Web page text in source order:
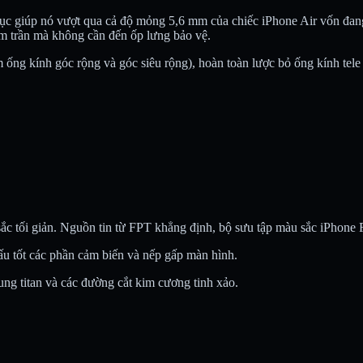
giúp nó vượt qua cả độ mỏng 5,6 mm của chiếc iPhone Air vốn
trần mà không cần đến ốp lưng bảo vệ.
kính góc rộng và góc siêu rộng), hoàn toàn lược bỏ ống kính
tối giản. Nguồn tin từ FPT khẳng định, bộ sưu tập màu sắc
tốt các phần cảm biến và nếp gấp màn hình.
titan và các đường cắt kim cương tinh xảo.